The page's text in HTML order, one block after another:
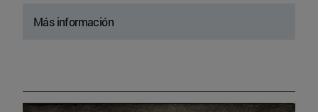
Más información